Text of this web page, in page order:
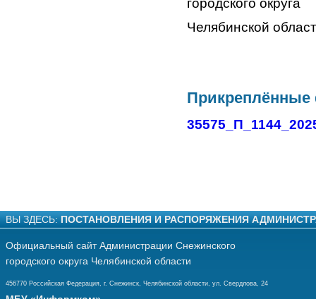
городского округа
ВЫ ЗДЕСЬ: ПОСТАНОВЛЕНИЯ И РАСПОРЯЖЕНИЯ
Официальный сайт Администрации Снежинского
городского округа Челябинской области
456770 Российская Федерация, г. Снежинск, Челябинской области, ул. Свердлова, 24